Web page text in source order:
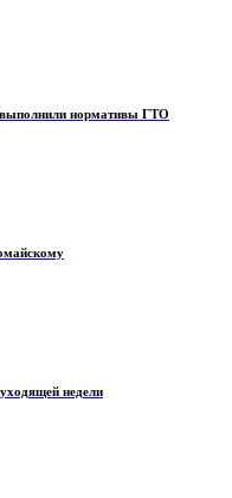
выполнили нормативы ГТО
недели